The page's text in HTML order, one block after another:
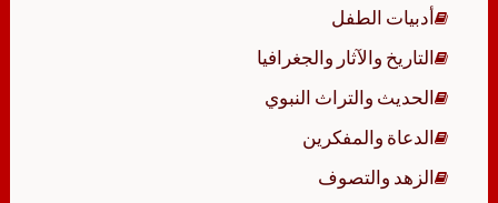
أدبيات الطفل
التاريخ والآثار والجغرافيا
الحديث والتراث النبوي
الدعاة والمفكرين
الزهد والتصوف